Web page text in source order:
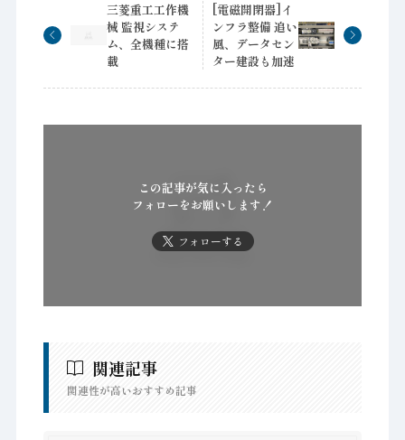
三菱重工工作機
械 監視システ
ム、全機種に搭
載
[電磁開閉器]イ
ンフラ整備 追い
風、データセン
ター建設も加速
この記事が気に入ったら
フォローをお願いします！
フォローする
関連記事
関連性が高いおすすめ記事